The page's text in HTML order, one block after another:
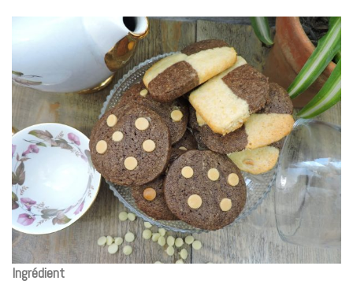
Ingrédient